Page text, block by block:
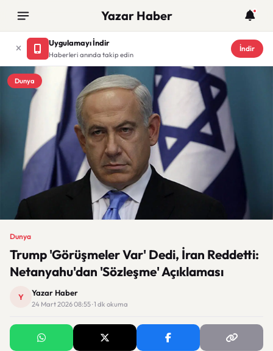
Yazar Haber
Uygulamayı İndir
Haberleri anında takip edin
İndir
Dunya
Dunya
Trump 'Görüşmeler Var' Dedi, İran Reddetti:
Netanyahu'dan 'Sözleşme' Açıklaması
Y Yazar Haber
24 Mart 2026 08:55 · 1 dk okuma